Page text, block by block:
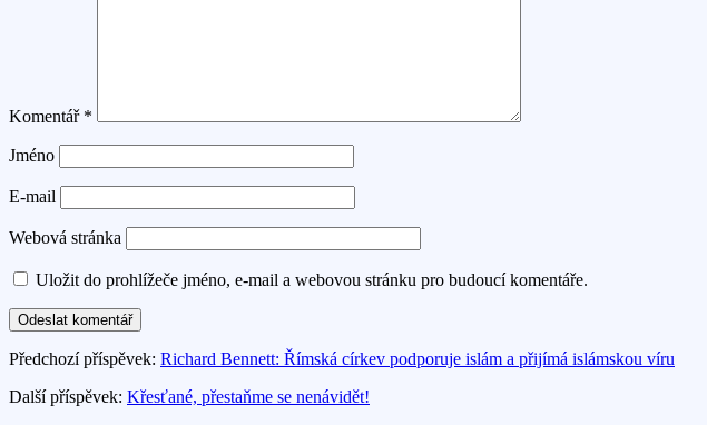
Komentář *
Jméno
E-mail
Webová stránka
Uložit do prohlížeče jméno, e-mail a webovou stránku pro budoucí komentáře.
Předchozí příspěvek: Richard Bennett: Římská církev podporuje islám a přijímá islámskou víru
Další příspěvek: Křesťané, přestaňme se nenávidět!